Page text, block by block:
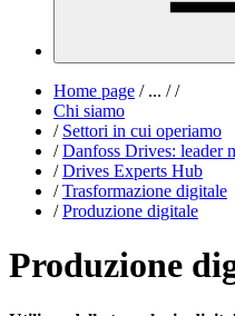
Home page /... / /
Chi siamo
/ Settori in cui operiamo
/ Danfoss Drives: leader
/ Drives Experts Hub
/ Trasformazione digitale
/ Produzione digitale
Produzione